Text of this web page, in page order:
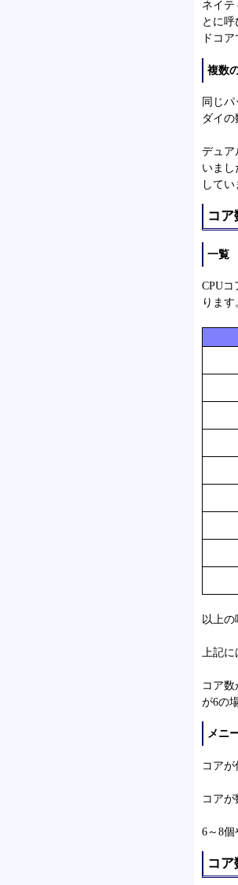
ネイ
とに
ドコア
複数
同じ
ダイ
デュア
いまし
して
コ
一覧
CPU
ります
以上
上記
コア
が6の
メニ
コア
コア
6～8個
コ